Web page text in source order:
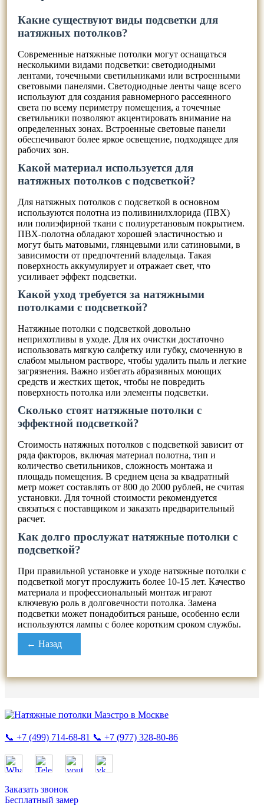
Какие существуют виды подсветки для
натяжных потолков?
Современные натяжные потолки могут оснащаться
несколькими видами подсветки: светодиодными
лентами, точечными светильниками или встроенными
световыми панелями. Светодиодные ленты чаще всего
используют для создания равномерного рассеянного
света по всему периметру помещения, а точечные
светильники позволяют акцентировать внимание на
определенных зонах. Встроенные световые панели
обеспечивают более яркое освещение, подходящее для
рабочих зон.
Какой материал используется для
натяжных потолков с подсветкой?
Для натяжных потолков с подсветкой в основном
используются полотна из поливинилхлорида (ПВХ)
или полиэфирной ткани с полиуретановым покрытием.
ПВХ-полотна обладают хорошей эластичностью и
могут быть матовыми, глянцевыми или сатиновыми, в
зависимости от предпочтений владельца. Такая
поверхность аккумулирует и отражает свет, что
усиливает эффект подсветки.
Какой уход требуется за натяжными
потолками с подсветкой?
Натяжные потолки с подсветкой довольно
неприхотливы в уходе. Для их очистки достаточно
использовать мягкую салфетку или губку, смоченную в
слабом мыльном растворе, чтобы удалить пыль и легкие
загрязнения. Важно избегать абразивных моющих
средств и жестких щеток, чтобы не повредить
поверхность потолка или элементы подсветки.
Сколько стоят натяжные потолки с
эффектной подсветкой?
Стоимость натяжных потолков с подсветкой зависит от
ряда факторов, включая материал полотна, тип и
количество светильников, сложность монтажа и
площадь помещения. В среднем цена за квадратный
метр может составлять от 800 до 2000 рублей, не считая
установки. Для точной стоимости рекомендуется
связаться с поставщиком и заказать предварительный
расчет.
Как долго прослужат натяжные потолки с
подсветкой?
При правильной установке и уходе натяжные потолки с
подсветкой могут прослужить более 10-15 лет. Качество
материала и профессиональный монтаж играют
ключевую роль в долговечности потолка. Замена
подсветки может понадобиться раньше, особенно если
используются лампы с более коротким сроком службы.
← Назад
📞 +7 (499) 714-68-81 📞 +7 (977) 328-80-86
Заказать звонок
Бесплатный замер